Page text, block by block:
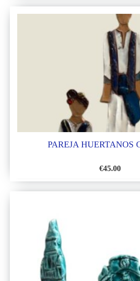
A
LA
DE
PAREJA HUERTANOS
€45.00